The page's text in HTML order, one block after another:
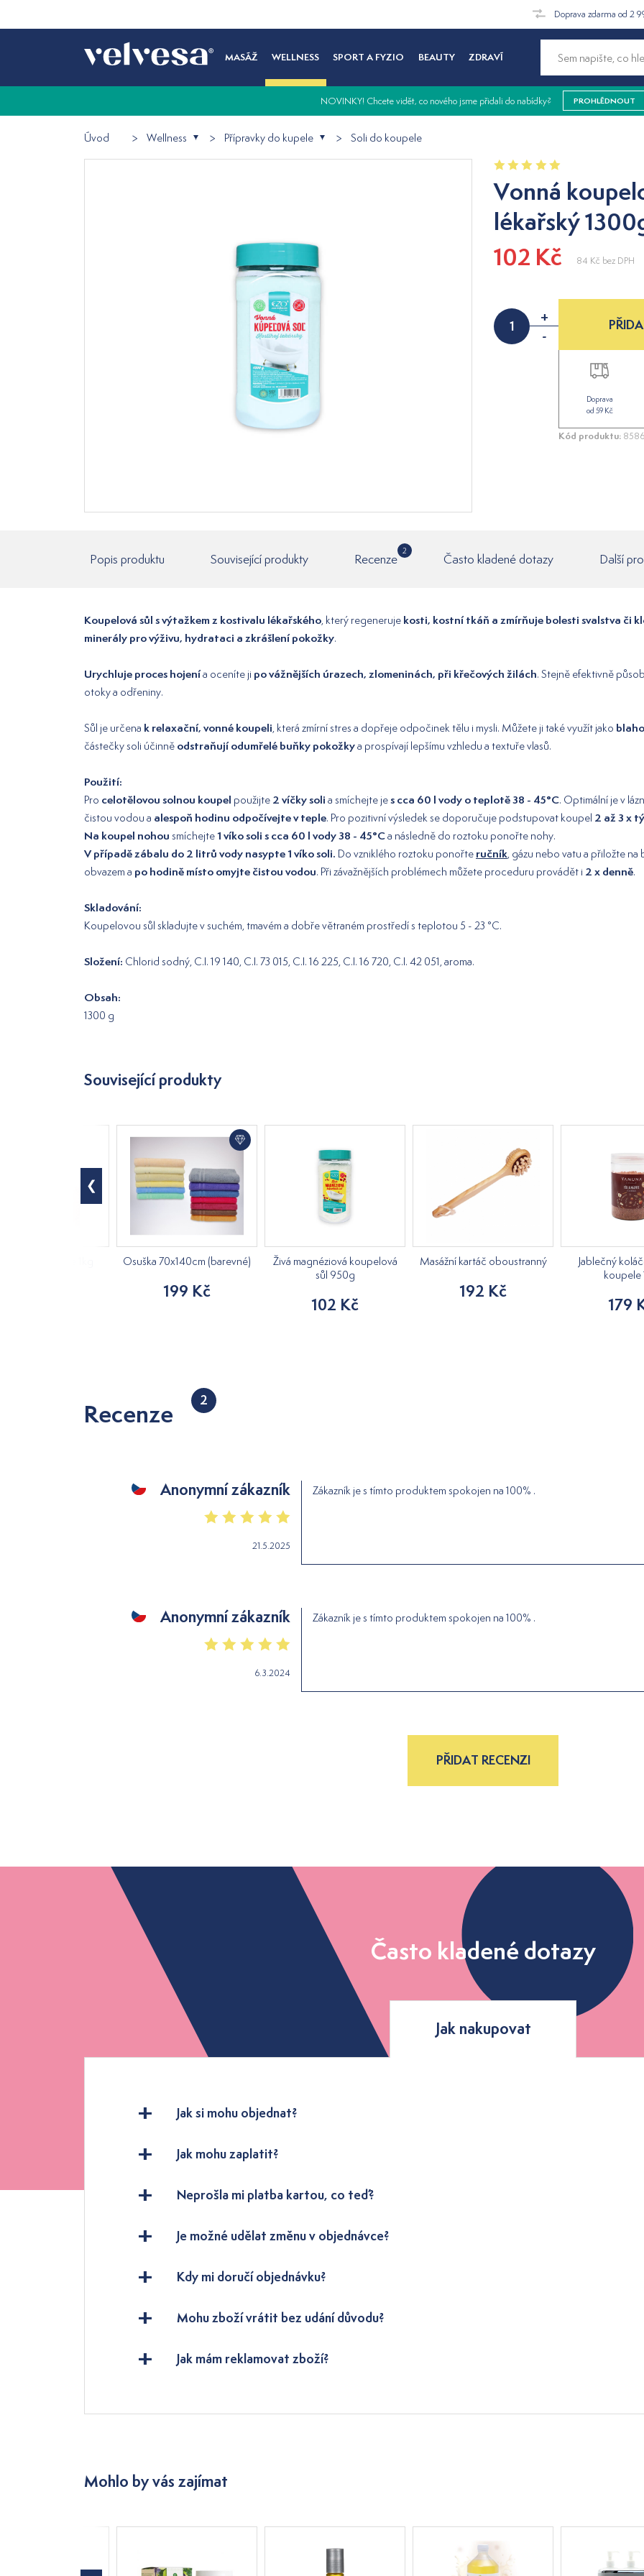
Doprava zdarma od 2
MASÁŽ WELLNESS SPORT A FYZIO BEAUTY ZDRAVÍ
NOVINKY! Chcete vidět, co nového jsme přidali do nabídky? PROHLÉDNOUT
Úvod Wellness Přípravky do kupele Soli do koupele
Vonná
lékařský
102 Kč
84 Kč bez DPH
+
-
Doprava
od 59 Kč
Kód produktu:
Popis produktu Související produkty Recenze
2
Často kladené dotazy Další
Koupelová sůl s výtažkem z kostivalu lékařského, který regeneruje kosti, kostní tkáň a zmírňuje bolesti svalstva či
minerály pro výživu, hydrataci a zkrášlení pokožky.
Urychluje proces hojenía oceníte ji po vážnějších úrazech, zlomeninách, při křečových žilách. Stejně efektivně
otoky a odřeniny.
Sůl je určena k relaxační, vonné koupeli, která zmírní stres a dopřeje odpočinek tělu i mysli. Můžete ji také využít jako
částečky soli účinně odstraňují odumřelé buňky pokožkya prospívají lepšímu vzhledu a textuře vlasů.
Použití:
Pro celotělovou solnou koupel použijte 2 víčky soli a smíchejte jes cca 60 l vody o teplotě 38 - 45°C. Optimální je v
čistou vodou a alespoň hodinu odpočívejte v teple. Pro pozitivní výsledek se doporučuje podstupovat koupel 2 až 3 x
Na koupel nohou smíchejte1 víko soli s cca 60 l vody 38 - 45°Ca následně do roztoku ponořte nohy.
V případě zábalu do 2 litrů vody nasypte 1 víko soli. Do vzniklého roztoku ponořte ručník, gázu nebo vatu a přiložte
obvazem a po hodině místo omyjte čistou vodou. Při závažnějších problémech můžete proceduru provádět i 2 x denně.
Skladování:
Koupelovou sůl skladujte v suchém, tmavém a dobře větraném prostředí s teplotou 5 - 23 °C.
Složení: Chlorid sodný, C.I. 19 140, C.I. 73 015, C.I. 16 225, C.I. 16 720, C.I. 42 051, aroma.
Obsah:
1300 g
Související produkty
Osuška 70x140cm (barevné)
199 Kč
Živá magnéziová koupelová
sůl 950g
102 Kč
Masážní kartáč oboustranný
192 Kč
Jablečný
koupele
179
Recenze 2
Anonymní zákazník
21.5.2025
Zákazník je s tímto produktem spokojen na 100% .
Anonymní zákazník
6.3.2024
Zákazník je s tímto produktem spokojen na 100% .
PŘIDAT RECENZI
Často kladené dotazy
Jak nakupovat
Jak si mohu objednat?
Jak mohu zaplatit?
Neprošla mi platba kartou, co teď?
Je možné udělat změnu v objednávce?
Kdy mi doručí objednávku?
Mohu zboží vrátit bez udání důvodu?
Jak mám reklamovat zboží?
Mohlo by vás zajímat